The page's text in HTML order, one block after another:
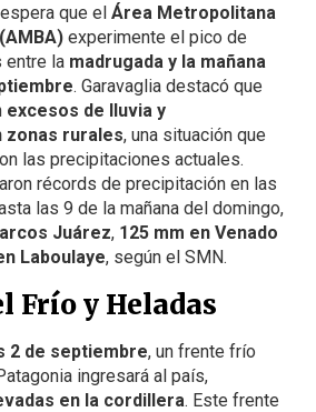
que el Área Metropolitana
experimente el pico de
entre la madrugada y la mañana
. Garavaglia destacó que
excesos de lluvia y
zonas rurales, una situación que
las precipitaciones actuales.
récords de precipitación en las
las 9 de la mañana del domingo,
Juárez, 125 mm en Venado
Laboulaye, según el SMN.
Frío y Heladas
2 de septiembre, un frente frío
ingresará al país,
en la cordillera. Este frente